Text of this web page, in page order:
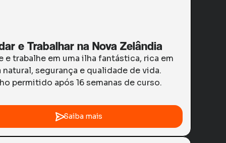
e Trabalhar na Nova Zelândia
e trabalhe em uma ilha fantástica, rica em
natural, segurança e qualidade de vida.
permitido após 16 semanas de curso.
Saiba mais